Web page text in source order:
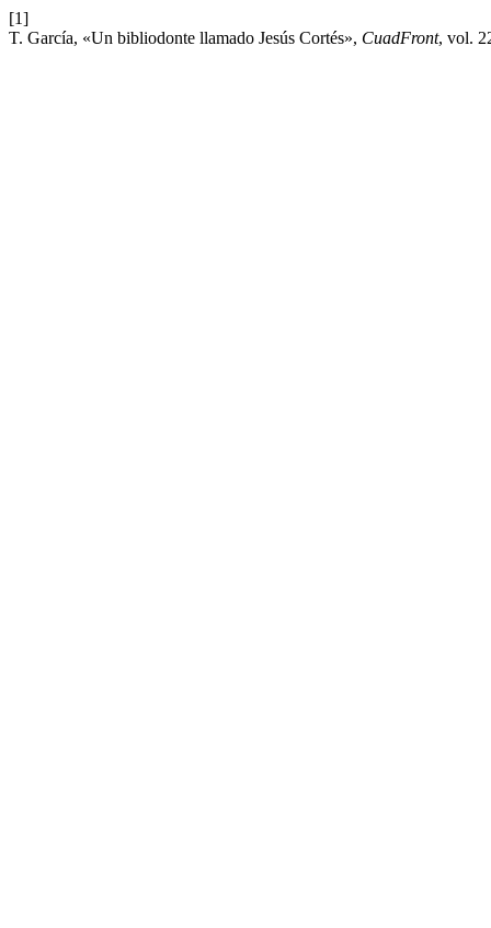
[1]
T. García, «Un bibliodonte llamado Jesús Cortés», CuadFront, vol.